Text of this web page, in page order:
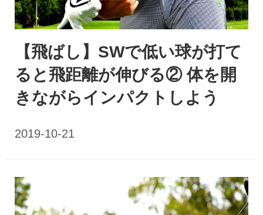
【飛ばし】SWで低い球が打て
ると飛距離が伸びる② 体を開
きながらインパクトしよう